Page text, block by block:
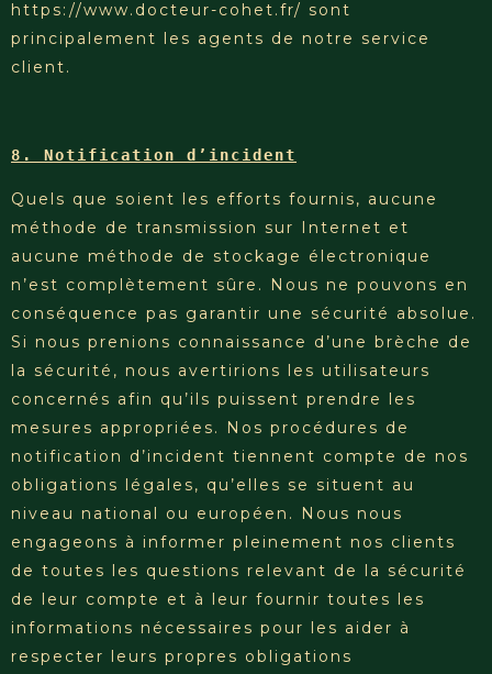
https://www.docteur-cohet.fr/ sont
principalement les agents de notre service
client.
8. Notification d’incident
Quels que soient les efforts fournis, aucune
méthode de transmission sur Internet et
aucune méthode de stockage électronique
n’est complètement sûre. Nous ne pouvons en
conséquence pas garantir une sécurité absolue.
Si nous prenions connaissance d’une brèche de
la sécurité, nous avertirions les utilisateurs
concernés afin qu’ils puissent prendre les
mesures appropriées. Nos procédures de
notification d’incident tiennent compte de nos
obligations légales, qu’elles se situent au
niveau national ou européen. Nous nous
engageons à informer pleinement nos clients
de toutes les questions relevant de la sécurité
de leur compte et à leur fournir toutes les
informations nécessaires pour les aider à
respecter leurs propres obligations